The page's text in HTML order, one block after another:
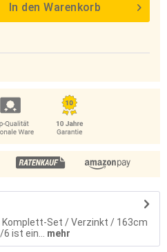
In den Warenkorb
Set / Verzinkt / 163cm
ist ein...
mehr